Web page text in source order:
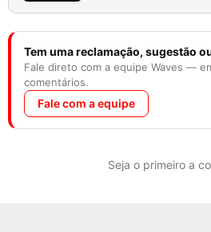
Tem uma reclamação, sugestão
Fale direto com a equipe Waves —
comentários.
Fale com a equipe
Seja o primeiro a